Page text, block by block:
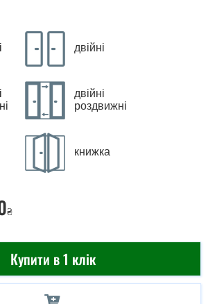
двійні
двійні
роздвижні
книжка
₴
Купити в 1 клік